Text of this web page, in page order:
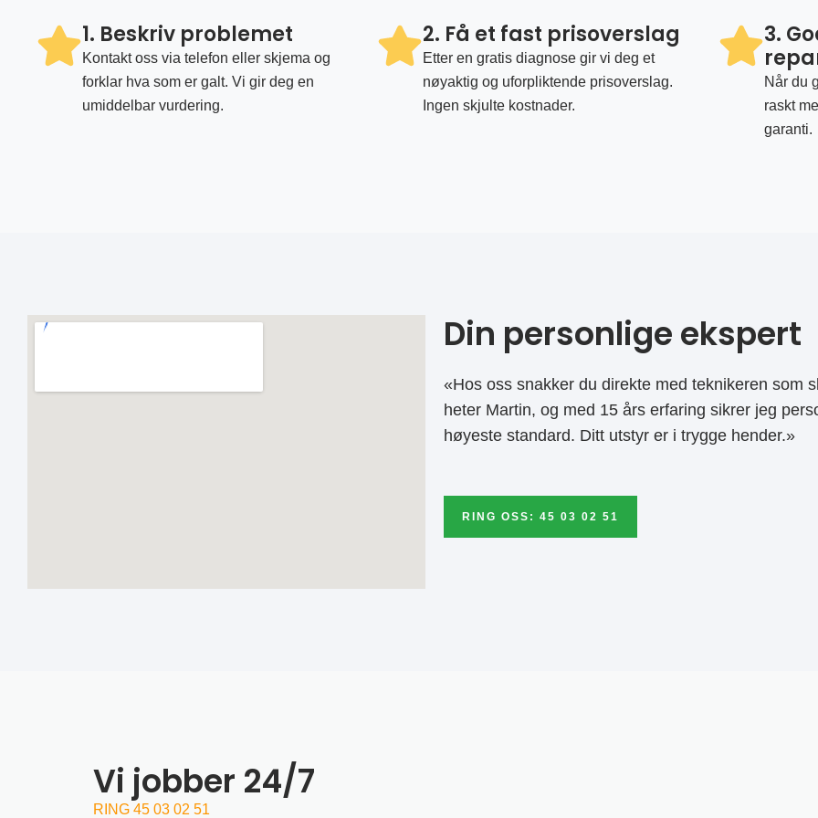
1. Beskriv problemet
Kontakt oss via telefon eller skjema og
forklar hva som er galt. Vi gir deg en
umiddelbar vurdering.
2. Få et fast prisoverslag
Etter en gratis diagnose gir vi deg et
nøyaktig og uforpliktende prisoverslag.
Ingen skjulte kostnader.
3.
Når du
raskt
garanti.
Din personlige ekspert
«Hos oss snakker du direkte med teknikeren som
heter Martin, og med 15 års erfaring sikrer jeg
høyeste standard. Ditt utstyr er i trygge hender.»
RING OSS: 45 03 02 51
Vi jobber 24/7
RING 45 03 02 51